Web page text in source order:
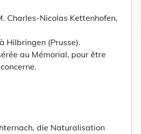
Charles-Nicolas Kettenhofen,
Hilbringen (Prusse).
au Mémorial, pour être
die Naturalisation